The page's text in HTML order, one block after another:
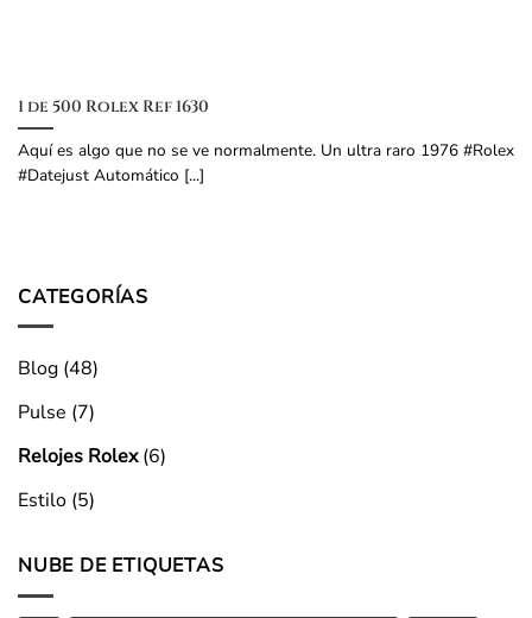
1 de 500 Rolex Ref 1630
Aquí es algo que no se ve normalmente. Un ultra raro 1976 #Rolex
#Datejust Automático [...]
CATEGORÍAS
Blog (48)
Pulse (7)
Relojes Rolex(6)
Estilo (5)
NUBE DE ETIQUETAS